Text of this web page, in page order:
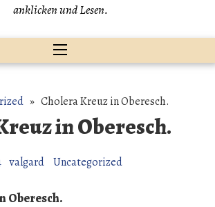
anklicken und Lesen.
» Cholera Kreuz in Oberesch.
in Oberesch.
valgard Uncategorized
Oberesch.